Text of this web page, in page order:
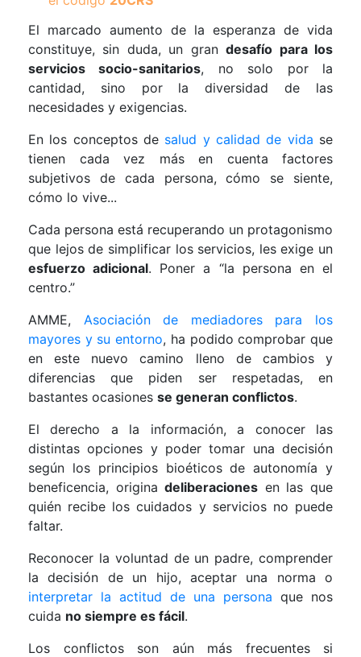
El marcado aumento de la esperanza de vida
constituye, sin duda, un grandesafío para los
servicios socio-sanitarios, no solo por la
cantidad, sino por la diversidad de las
necesidades y exigencias.
En los conceptos de salud y calidad de vida se
tienen cada vez más en cuenta factores
subjetivos de cada persona, cómo se siente,
cómo lo vive...
Cada persona está recuperando un protagonismo
que lejos de simplificar los servicios, les exige un
esfuerzo adicional. Poner a “la persona en el
centro.”
AMME, Asociación de mediadores para los
mayores y su entorno, ha podido comprobar que
en este nuevo camino lleno de cambios y
diferencias que piden ser respetadas, en
bastantes ocasiones se generan conflictos.
El derecho a la información, a conocer las
distintas opciones y poder tomar una decisión
según los principios bioéticos de autonomía y
beneficencia, originadeliberaciones en las que
quién recibe los cuidados y servicios no puede
faltar.
Reconocer la voluntad de un padre, comprender
la decisión de un hijo, aceptar una norma o
interpretar la actitud de una persona que nos
cuida no siempre es fácil.
Los conflictos son aún más frecuentes si